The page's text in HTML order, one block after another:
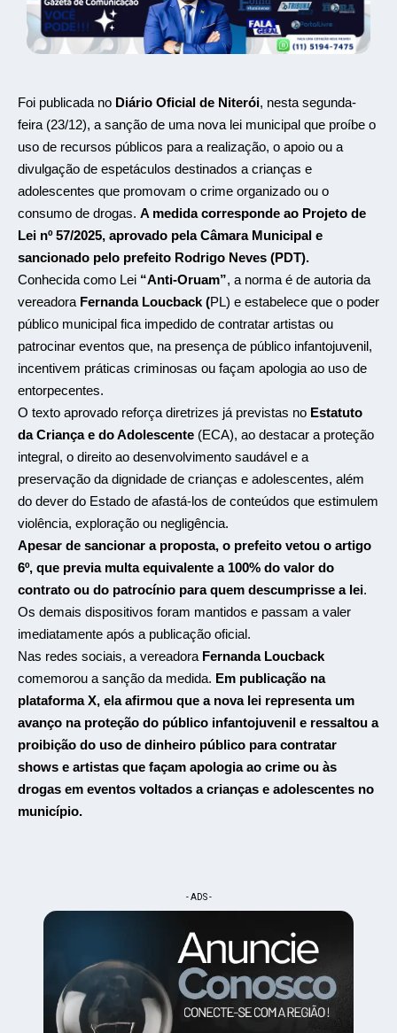
Foi publicada no Diário Oficial de Niterói, nesta segunda-
feira (23/12), a sanção de uma nova lei municipal que proíbe o
uso de recursos públicos para a realização, o apoio ou a
divulgação de espetáculos destinados a crianças e
adolescentes que promovam o crime organizado ou o
consumo de drogas. A medida corresponde ao Projeto de
Lei nº 57/2025, aprovado pela Câmara Municipal e
sancionado pelo prefeito Rodrigo Neves (PDT).
Conhecida como Lei “Anti-Oruam”, a norma é de autoria da
vereadora Fernanda Loucback (PL) e estabelece que o poder
público municipal fica impedido de contratar artistas ou
patrocinar eventos que, na presença de público infantojuvenil,
incentivem práticas criminosas ou façam apologia ao uso de
entorpecentes.
O texto aprovado reforça diretrizes já previstas no Estatuto
da Criança e do Adolescente (ECA), ao destacar a proteção
integral, o direito ao desenvolvimento saudável e a
preservação da dignidade de crianças e adolescentes, além
do dever do Estado de afastá-los de conteúdos que estimulem
violência, exploração ou negligência.
Apesar de sancionar a proposta, o prefeito vetou o artigo
6º, que previa multa equivalente a 100% do valor do
contrato ou do patrocínio para quem descumprisse a lei.
Os demais dispositivos foram mantidos e passam a valer
imediatamente após a publicação oficial.
Nas redes sociais, a vereadora Fernanda Loucback
comemorou a sanção da medida. Em publicação na
plataforma X, ela afirmou que a nova lei representa um
avanço na proteção do público infantojuvenil e ressaltou a
proibição do uso de dinheiro público para contratar
shows e artistas que façam apologia ao crime ou às
drogas em eventos voltados a crianças e adolescentes no
município.
- ADS -